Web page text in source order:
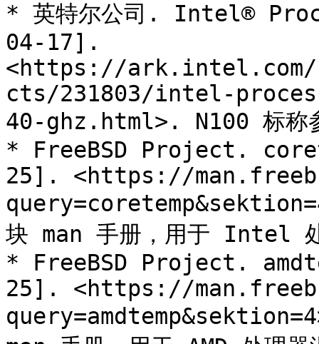
* 英特尔公司. Intel®
04-17].
<https://ark.intel.com/
cts/231803/intel-
40-ghz.html>. N100 标称
* FreeBSD Project.
25]. <https://
块 man 手册，用于 Intel 处
* FreeBSD Project.
25]. <https://